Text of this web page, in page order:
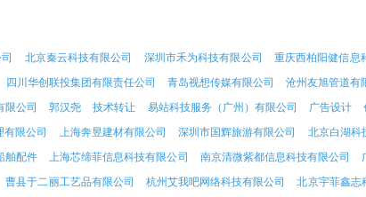
北京秦云科技有限公司 深圳市禾为科技有限公司 重庆西柏阳健信息
四川华创联投集团有限责任公司 青岛视想传媒有限公司 沧州友旭管道有
限公司 郭汉尧 技术转让 易站科技服务（广州）有限公司 广告设计
有限公司 上海奔昱建材有限公司 深圳市国辉旅游有限公司 北京白湖科
舶配件 上海芯缔菲信息科技有限公司 南京清微紫都信息科技有限公司
曹县于二丽工艺品有限公司 杭州艾我吧网络科技有限公司 北京宇菲鑫志